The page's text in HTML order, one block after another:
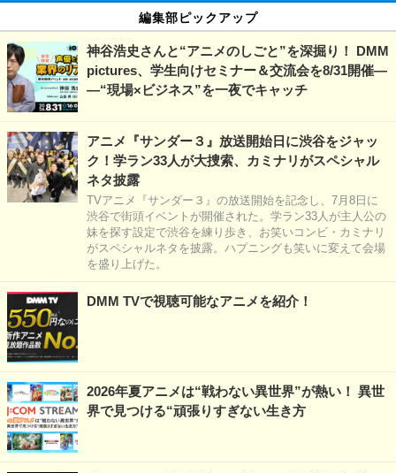
編集部ピックアップ
神谷浩史さんと“アニメのしごと”を深掘り！ DMM
pictures、学生向けセミナー＆交流会を8/31開催―
―“現場×ビジネス”を一夜でキャッチ
アニメ『サンダー３』放送開始日に渋谷をジャッ
ク！学ラン33人が大捜索、カミナリがスペシャル
ネタ披露
TVアニメ『サンダー３』の放送開始を記念し、7月8日に
渋谷で街頭イベントが開催された。学ラン33人が主人公の
妹を探す設定で渋谷を練り歩き、お笑いコンビ・カミナリ
がスペシャルネタを披露。ハプニングも笑いに変えて会場
を盛り上げた。
DMM TVで視聴可能なアニメを紹介！
2026年夏アニメは“戦わない異世界”が熱い！ 異世
界で見つける“頑張りすぎない生き方